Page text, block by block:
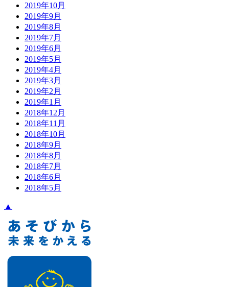
2019年10月
2019年9月
2019年8月
2019年7月
2019年6月
2019年5月
2019年4月
2019年3月
2019年2月
2019年1月
2018年12月
2018年11月
2018年10月
2018年9月
2018年8月
2018年7月
2018年6月
2018年5月
▲